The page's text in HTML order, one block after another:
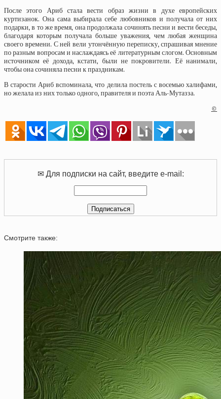
После этого Ариб стала вести образ жизни в духе европейских
куртизанок. Она сама выбирала себе любовников и получала от них
подарки, в то же время, она продолжала сочинять песни и вести беседы,
благодаря которым получала больше уважения, чем любая женщина
своего времени. С ней вели утончённую переписку, спрашивая мнение
по разным вопросам и наслаждаясь её литературным слогом. Основным
источником её дохода, кстати, были не покровители. Её нанимали,
чтобы она сочиняла песни к праздникам.
В старости Ариб вспоминала, что делила постель с восемью халифами,
но желала из них только одного, правителя и поэта Аль-Мутазза.
©
✉ Для подписки на сайт, введите e-mail:
Смотрите также: